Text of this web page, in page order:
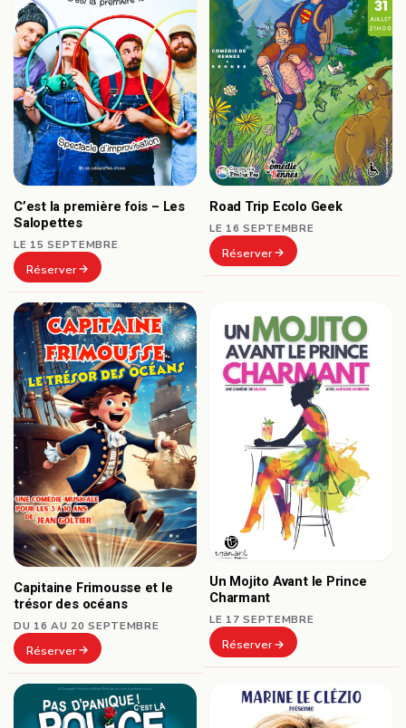
C’est la première fois – Les
Salopettes
LE 15 SEPTEMBRE
Réserver
Road Trip Ecolo Geek
LE 16 SEPTEMBRE
Réserver
Capitaine Frimousse et le
trésor des océans
DU 16 AU 20 SEPTEMBRE
Réserver
Un Mojito Avant le Prince
Charmant
LE 17 SEPTEMBRE
Réserver